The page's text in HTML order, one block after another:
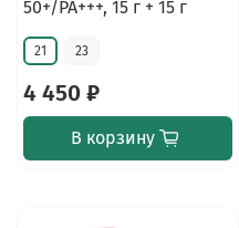
50+/PA+++, 15 г + 15 г
21 23
4 450 ₽
В корзину